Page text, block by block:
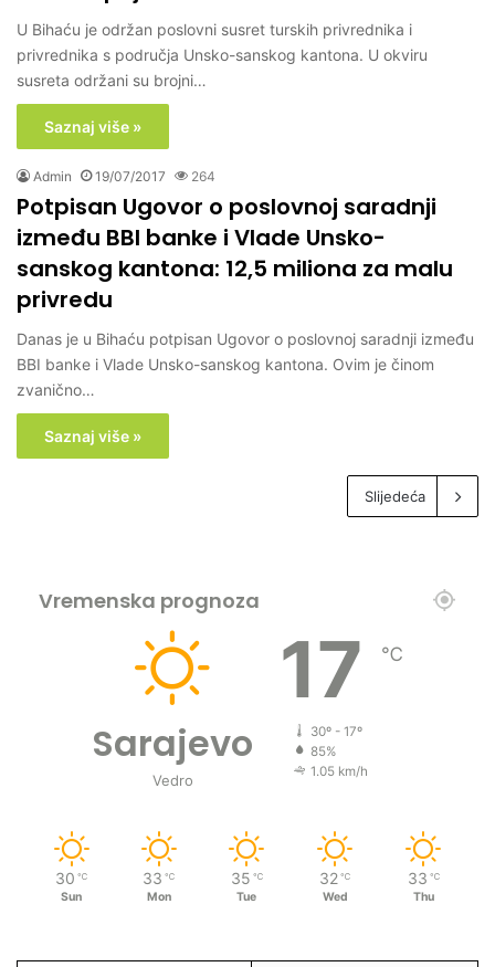
U Bihaću je održan poslovni susret turskih privrednika i
privrednika s područja Unsko-sanskog kantona. U okviru
susreta održani su brojni…
Saznaj više »
Admin 19/07/2017 264
Potpisan Ugovor o poslovnoj saradnji
između BBI banke i Vlade Unsko-
sanskog kantona: 12,5 miliona za malu
privredu
Danas je u Bihaću potpisan Ugovor o poslovnoj saradnji između
BBI banke i Vlade Unsko-sanskog kantona. Ovim je činom
zvanično…
Saznaj više »
Slijedeća
Vremenska prognoza
Sarajevo
Vedro
17 ℃
30º - 17º
85%
1.05 km/h
30 ℃
Sun
33 ℃
Mon
35 ℃
Tue
32 ℃
Wed
33 ℃
Thu